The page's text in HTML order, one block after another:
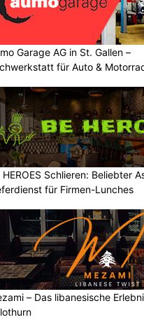
Garage AG in St. Gallen –
für Auto &
HEROES Schlieren: Beliebter
für Firmen-Lunches
– Das libanesische